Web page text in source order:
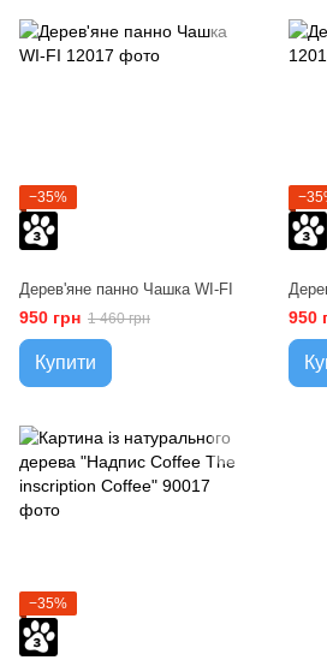
−35%
Дерев'яне панно Чашка WI-FI
950 грн 1 460 грн
Купити
950
−35%